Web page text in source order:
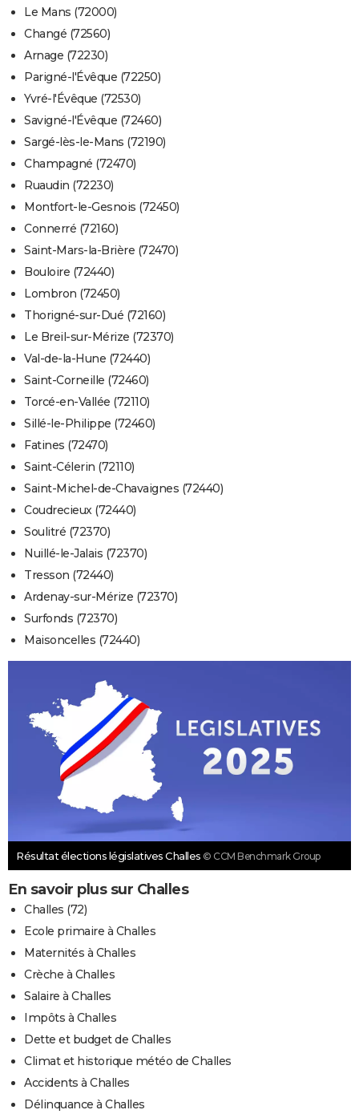
Le Mans (72000)
Changé (72560)
Arnage (72230)
Parigné-l'Évêque (72250)
Yvré-l'Évêque (72530)
Savigné-l'Évêque (72460)
Sargé-lès-le-Mans (72190)
Champagné (72470)
Ruaudin (72230)
Montfort-le-Gesnois (72450)
Connerré (72160)
Saint-Mars-la-Brière (72470)
Bouloire (72440)
Lombron (72450)
Thorigné-sur-Dué (72160)
Le Breil-sur-Mérize (72370)
Val-de-la-Hune (72440)
Saint-Corneille (72460)
Torcé-en-Vallée (72110)
Sillé-le-Philippe (72460)
Fatines (72470)
Saint-Célerin (72110)
Saint-Michel-de-Chavaignes (72440)
Coudrecieux (72440)
Soulitré (72370)
Nuillé-le-Jalais (72370)
Tresson (72440)
Ardenay-sur-Mérize (72370)
Surfonds (72370)
Maisoncelles (72440)
Résultat élections législatives Challes © CCM Benchmark Group
En savoir plus sur Challes
Challes (72)
Ecole primaire à Challes
Maternités à Challes
Crèche à Challes
Salaire à Challes
Impôts à Challes
Dette et budget de Challes
Climat et historique météo de Challes
Accidents à Challes
Délinquance à Challes